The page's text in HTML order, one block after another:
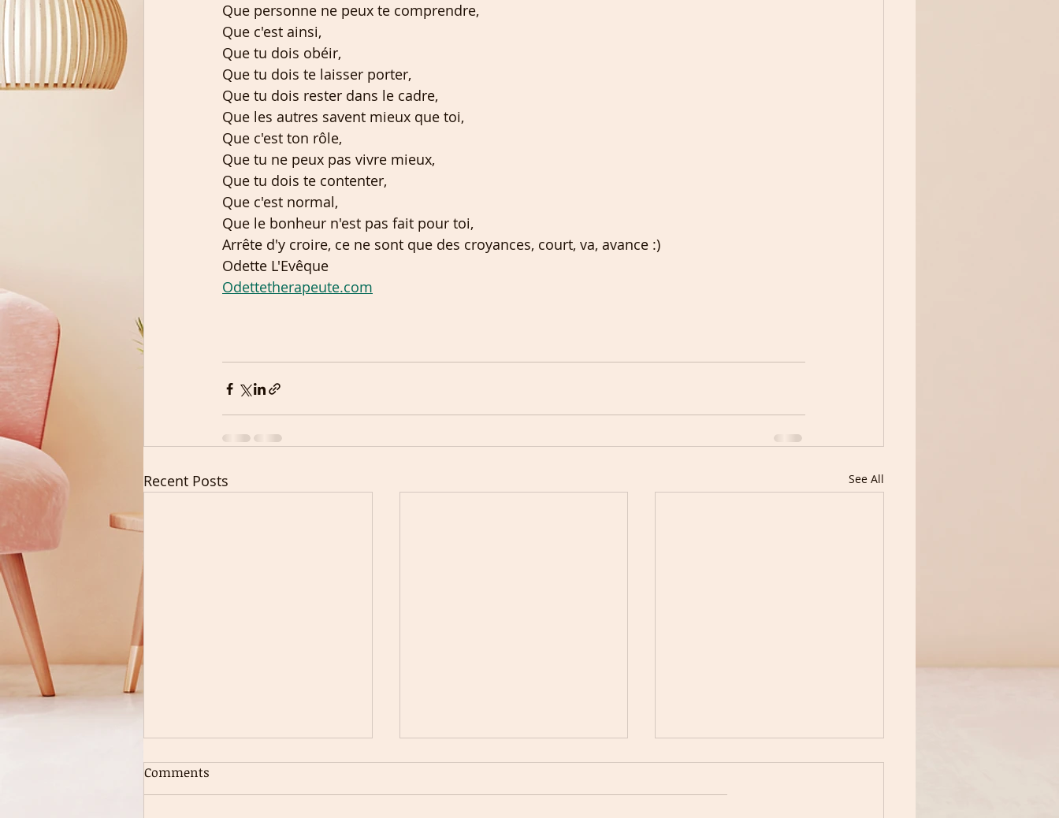
Que personne ne peux te comprendre,
Que c'est ainsi,
Que tu dois obéir,
Que tu dois te laisser porter,
Que tu dois rester dans le cadre,
Que les autres savent mieux que toi,
Que c'est ton rôle,
Que tu ne peux pas vivre mieux,
Que tu dois te contenter,
Que c'est normal,
Que le bonheur n'est pas fait pour toi,
Arrête d'y croire, ce ne sont que des croyances, court, va, avance :)
Odette L'Evêque
Odettetherapeute.com
Recent Posts See All
Comments